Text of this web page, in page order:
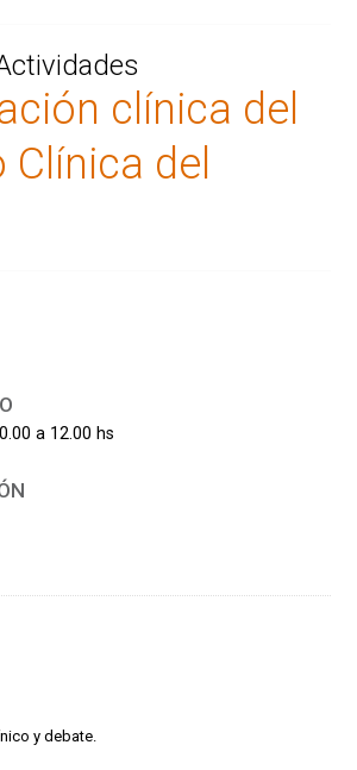
clínica del
del
a 12.00 hs
y debate.